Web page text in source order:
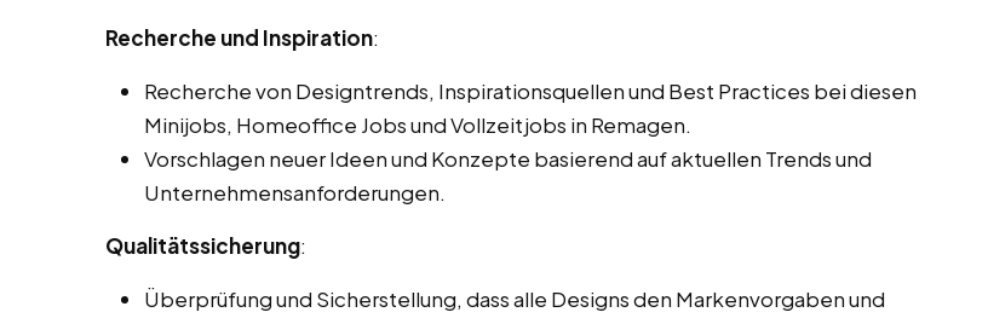
Recherche und Inspiration:
Recherche von Designtrends, Inspirationsquellen und Best Practices bei diesen
Minijobs, Homeoffice Jobs und Vollzeitjobs in Remagen.
Vorschlagen neuer Ideen und Konzepte basierend auf aktuellen Trends und
Unternehmensanforderungen.
Qualitätssicherung:
Überprüfung und Sicherstellung, dass alle Designs den Markenvorgaben und